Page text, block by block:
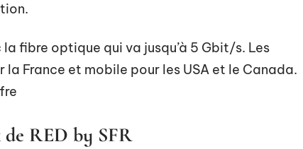
fibre optique qui va jusqu’à 5 Gbit/s. Les
France et mobile pour les USA et le Canada.
RED by SFR